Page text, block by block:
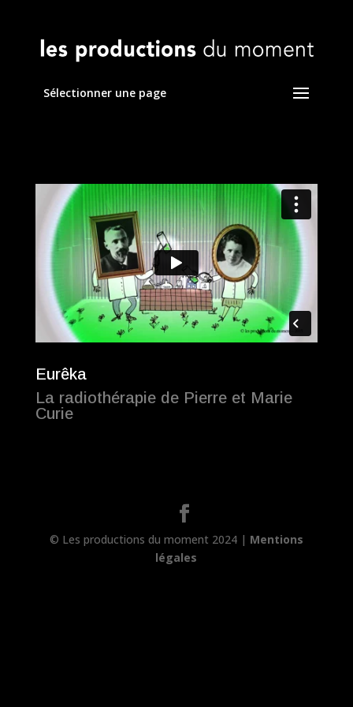
Sélectionner une page
Eurêka
La radiothérapie de Pierre et Marie
Curie
© Les productions du moment 2024 | Mentions
légales